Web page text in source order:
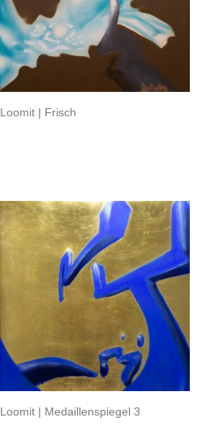
Loomit | Frisch
Loomit | Medaillenspiegel 3